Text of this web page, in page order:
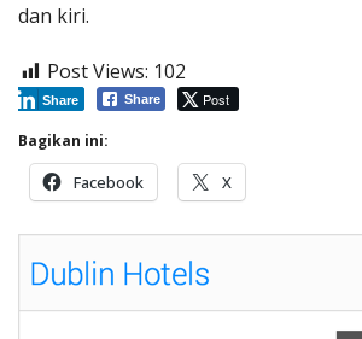
dan kiri.
Post Views: 102
Share Post
Share
Bagikan ini:
Facebook X